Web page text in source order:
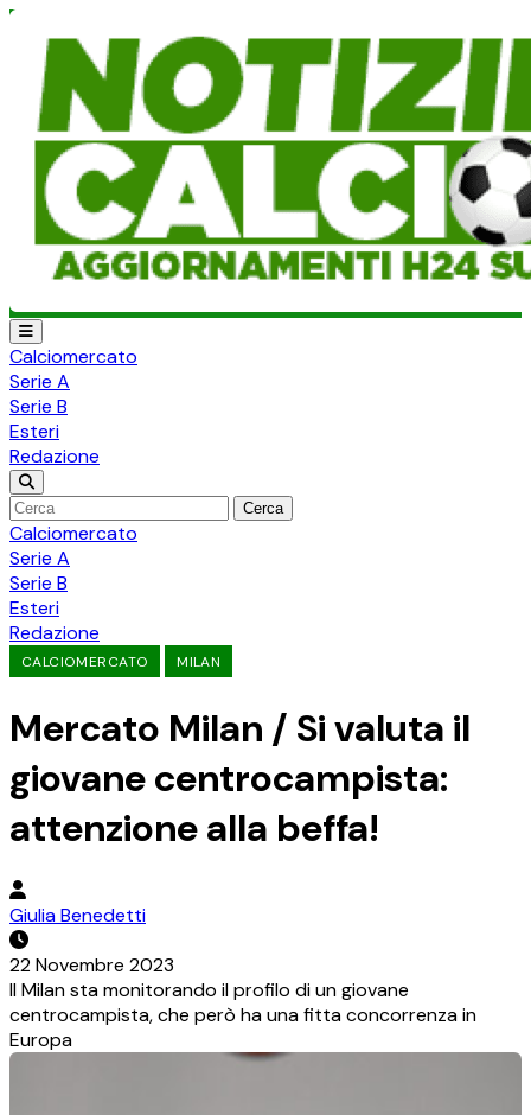
Calciomercato
Serie A
Serie B
Esteri
Redazione
Cerca
Calciomercato
Serie A
Serie B
Esteri
Redazione
CALCIOMERCATO MILAN
Mercato Milan / Si valuta il
giovane centrocampista:
attenzione alla beffa!
Giulia Benedetti
22 Novembre 2023
Il Milan sta monitorando il profilo di un giovane
centrocampista, che però ha una fitta concorrenza in
Europa